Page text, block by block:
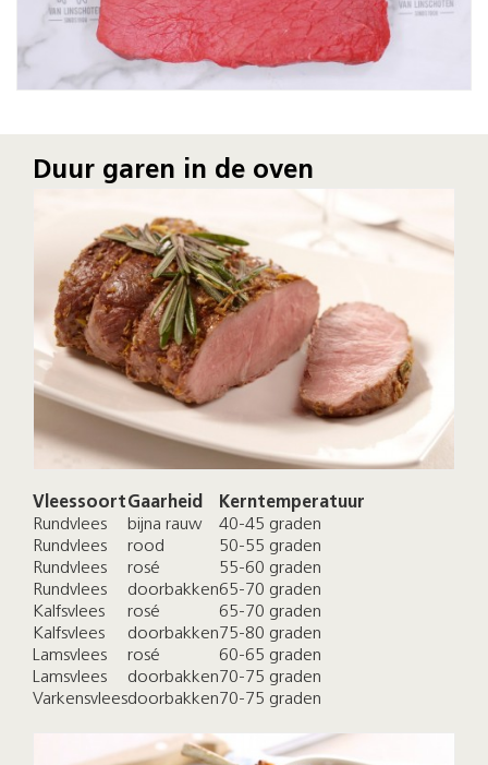
Duur garen in de oven
VleessoortGaarheid
Kerntemperatuur
Rundvlees
bijna rauw
40-45 graden
Rundvlees
rood
50-55 graden
Rundvlees
rosé
55-60 graden
Rundvlees
doorbakken65-70 graden
Kalfsvlees
rosé
65-70 graden
Kalfsvlees
doorbakken75-80 graden
Lamsvlees
rosé
60-65 graden
Lamsvlees
doorbakken70-75 graden
Varkensvleesdoorbakken70-75 graden